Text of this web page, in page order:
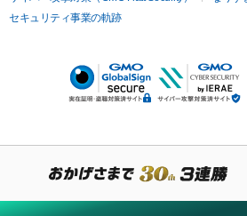
セキュリティ事業の軌跡